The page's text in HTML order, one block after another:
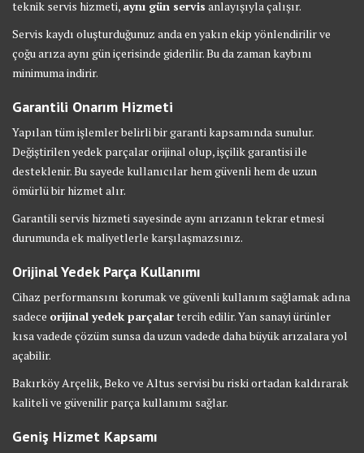
teknik servis hizmeti, aynı gün servis anlayışıyla çalışır.
Servis kaydı oluşturduğunuz anda en yakın ekip yönlendirilir ve
çoğu arıza aynı gün içerisinde giderilir. Bu da zaman kaybını
minimuma indirir.
Garantili Onarım Hizmeti
Yapılan tüm işlemler belirli bir garanti kapsamında sunulur.
Değiştirilen yedek parçalar orijinal olup, işçilik garantisi ile
desteklenir. Bu sayede kullanıcılar hem güvenli hem de uzun
ömürlü bir hizmet alır.
Garantili servis hizmeti sayesinde aynı arızanın tekrar etmesi
durumunda ek maliyetlerle karşılaşmazsınız.
Orijinal Yedek Parça Kullanımı
Cihaz performansını korumak ve güvenli kullanım sağlamak adına
sadece orijinal yedek parçalartercih edilir. Yan sanayi ürünler
kısa vadede çözüm sunsa da uzun vadede daha büyük arızalara yol
açabilir.
Bakırköy Arçelik, Beko ve Altus servisi bu riski ortadan kaldırarak
kaliteli ve güvenilir parça kullanımı sağlar.
Geniş Hizmet Kapsamı